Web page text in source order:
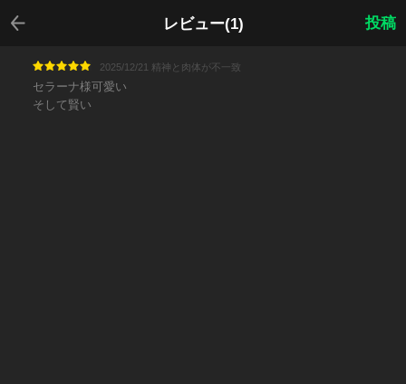
レビュー(1)
戻る
投稿
2025/12/21 精神と肉体が不一致
セラーナ様可愛い
そして賢い